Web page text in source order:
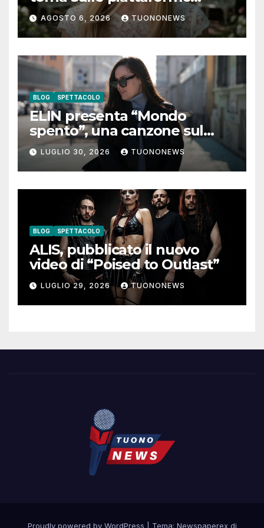
digitali con “Luna lei mi
guarda”
AGOSTO 6, 2026 TUONONEWS
BLOG SPETTACOLO
ELIN presenta “Mondo
spento”, una canzone sul
coraggio di lasciare andare i
pensieri negativi
LUGLIO 30, 2026 TUONONEWS
BLOG SPETTACOLO
ALIS, pubblicato il nuovo
video di “Poised to Outlast”
LUGLIO 29, 2026 TUONONEWS
Proudly powered by WordPress Tema: Newspaperex di